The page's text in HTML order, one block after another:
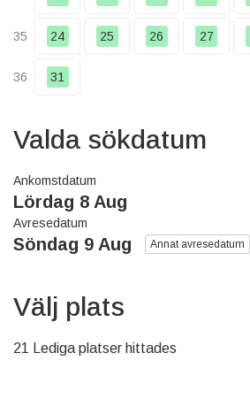
35 24 25 26 27
36 31
Valda sökdatum
Ankomstdatum
Lördag 8 Aug
Avresedatum
Söndag 9 Aug Annat avresedatum
Välj plats
21 Lediga platser hittades